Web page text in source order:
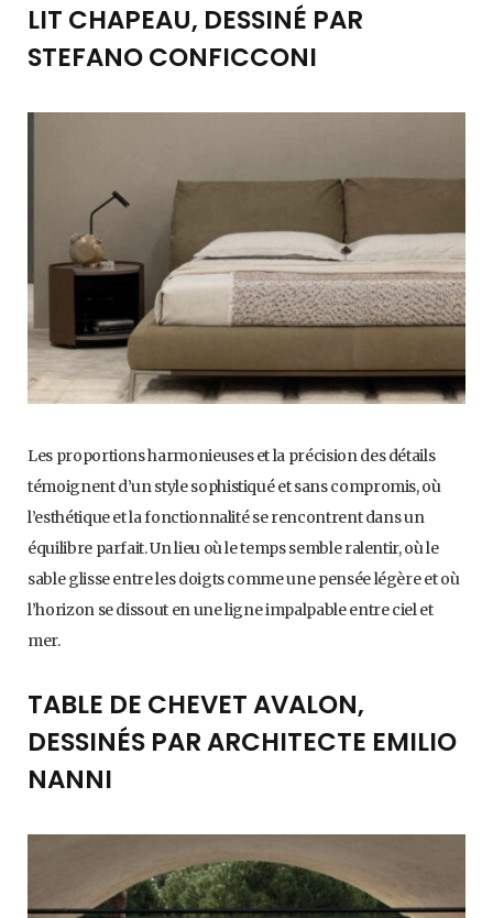
LIT CHAPEAU, DESSINÉ PAR
STEFANO CONFICCONI
Les proportions harmonieuses et la précision des détails
témoignent d’un style sophistiqué et sans compromis, où
l’esthétique et la fonctionnalité se rencontrent dans un
équilibre parfait. Un lieu où le temps semble ralentir, où le
sable glisse entre les doigts comme une pensée légère et où
l’horizon se dissout en une ligne impalpable entre ciel et
mer.
TABLE DE CHEVET AVALON,
DESSINÉS PAR ARCHITECTE EMILIO
NANNI